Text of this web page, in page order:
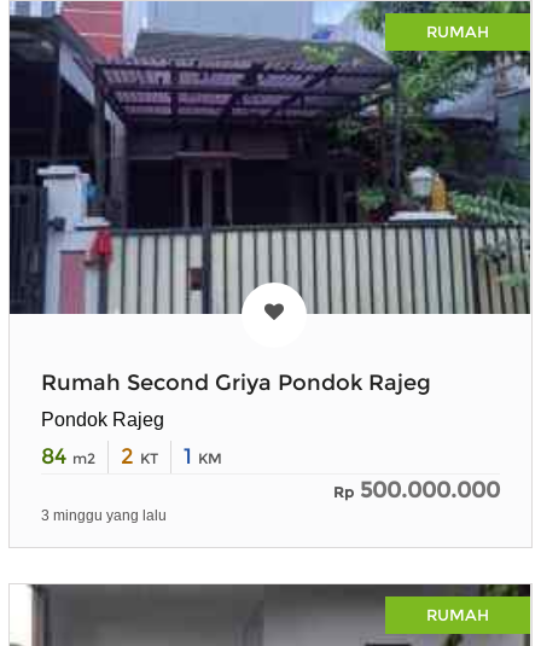
RUMAH
Rumah Second Griya Pondok Rajeg
Pondok Rajeg
84 m2 2 KT 1 KM
Rp 500.000.000
3 minggu yang lalu
RUMAH